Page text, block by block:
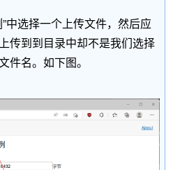
中选择一个上传文件，然后应
传到到目录中却不是我们选择
件名。如下图。